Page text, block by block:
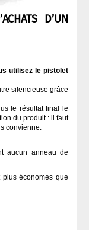
D’UN
utilisez le pistolet
silencieuse grâce
le résultat final le
du produit : il faut
convienne.
aucun anneau de
plus économes que